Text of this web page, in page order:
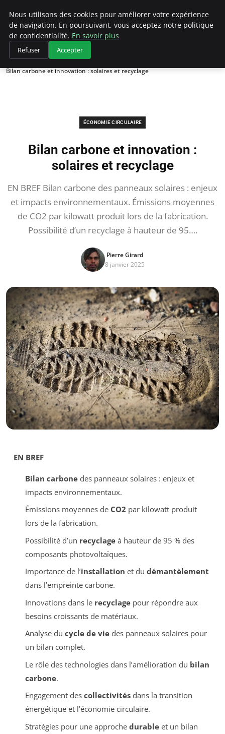
Climategatecountryclub.com
Accueil
Économie circulaire
Bilan carbone et innovation : solaires et recyclage
ÉCONOMIE CIRCULAIRE
Bilan carbone et innovation :
solaires et recyclage
EN BREF Bilan carbone des panneaux solaires : enjeux
et impacts environnementaux. Émissions moyennes
de CO2 par kilowatt produit lors de la fabrication.
Possibilité d’un recyclage à hauteur de 95….
Pierre Girard
8 janvier 2025
EN BREF
Bilan carbonedes panneaux solaires : enjeux et
impacts environnementaux.
Émissions moyennes de CO2 par kilowatt produit
lors de la fabrication.
Possibilité d’un recyclageà hauteur de 95 % des
composants photovoltaïques.
Importance de l’installation et du démantèlement
dans l’empreinte carbone.
Innovations dans le recyclagepour répondre aux
besoins croissants de matériaux.
Analyse du cycle de viedes panneaux solaires pour
un bilan complet.
Le rôle des technologies dans l’amélioration du bilan
carbone.
Engagement des collectivitésdans la transition
énergétique et l’économie circulaire.
Stratégies pour une approche durableet un bilan
Nous utilisons des cookies pour améliorer votre expérience
de navigation. En poursuivant, vous acceptez notre politique
de confidentialité. En savoir plus
Refuser Accepter